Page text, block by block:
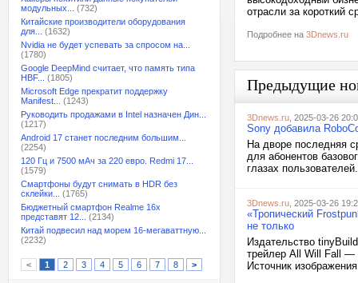
модульных...
(732)
Китайские производители оборудования
для...
(1632)
Nvidia не будет успевать за спросом на...
(1780)
Google DeepMind считает, что память типа
HBF...
(1805)
Microsoft Edge прекратит поддержку
Manifest...
(1243)
Руководить продажами в Intel назначен Дин...
(1217)
Android 17 станет последним большим...
(2254)
120 Гц и 7500 мАч за 220 евро. Redmi 17...
(1579)
Смартфоны будут снимать в HDR без
склейки...
(1765)
Бюджетный смартфон Realme 16x
представят 12...
(2134)
Китай подвесил над морем 16-мегаваттную...
(2232)
< 1 2 3 4 5 6 7 8 >
отрасли за короткий
Подробнее на 3Dnews.ru
Предыдущие
3Dnews.ru , 2025-03-26
Sony добавила
На дворе последняя
для абонентов
глазах
3Dnews.ru , 2025-03-26
«Тропический
не только
Издательство
трейлер All Will Fall —
Источник